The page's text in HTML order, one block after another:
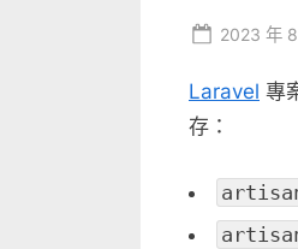
Posted
2023 年 8
Laravel 專
存：